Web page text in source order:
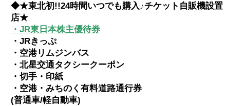
◆★東北初!!24時間いつでも購入♪チケット自販機設置
店★
・JR東日本株主優待券
・JRきっぷ
・空港リムジンバス
・北星交通タクシークーポン
・切手・印紙
・空港・みちのく有料道路通行券
(普通車/軽自動車)